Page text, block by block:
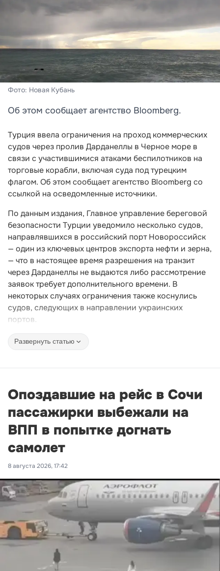
Фото: Новая Кубань
Об этом сообщает агентство Bloomberg.
Турция ввела ограничения на проход коммерческих
судов через пролив Дарданеллы в Черное море в
связи с участившимися атаками беспилотников на
торговые корабли, включая суда под турецким
флагом. Об этом сообщает агентство Bloomberg со
ссылкой на осведомленные источники.
По данным издания, Главное управление береговой
безопасности Турции уведомило несколько судов,
направлявшихся в российский порт Новороссийск
— один из ключевых центров экспорта нефти и зерна,
— что в настоящее время разрешения на транзит
через Дарданеллы не выдаются либо рассмотрение
заявок требует дополнительного времени. В
некоторых случаях ограничения также коснулись
судов, следующих в направлении украинских
портов.
Развернуть статью
Опоздавшие на рейс в Сочи
пассажирки выбежали на
ВПП в попытке догнать
самолет
8 августа 2026, 17:42